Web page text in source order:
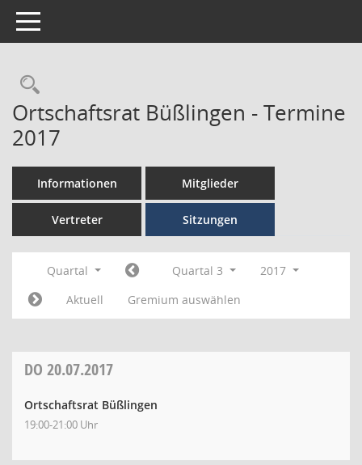
Toggle navigation
Ortschaftsrat Büßlingen - Termine
2017
Informationen Mitglieder
Vertreter Sitzungen
Quartal Quartal 3
2017
Aktuell
Gremium auswählen
DO 20.07.2017
Ortschaftsrat Büßlingen
19:00-21:00 Uhr